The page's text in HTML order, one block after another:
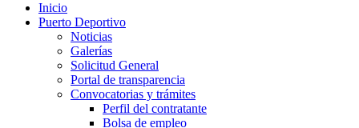
Inicio
Puerto Deportivo
Noticias
Galerías
Solicitud General
Portal de transparencia
Convocatorias y trámites
Perfil del contratante
Bolsa de empleo